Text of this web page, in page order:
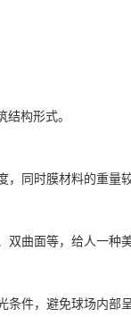
构形式。
，同时膜材料的重量
曲面等，给人一种
条件，避免球场内部